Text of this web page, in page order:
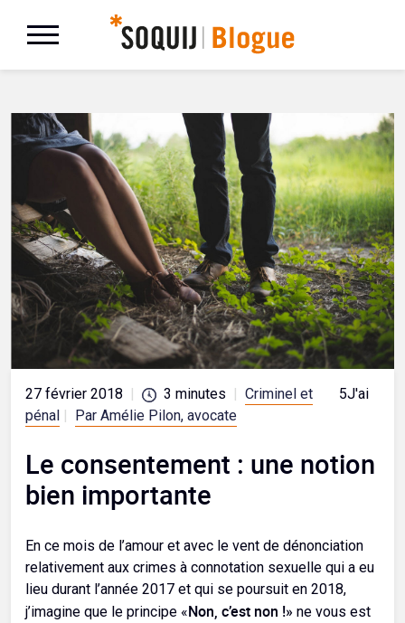
27 février 2018 | 3 minutes | Criminel et
pénal | Par Amélie Pilon, avocate
5J'aime
Le consentement : une notion
bien importante
En ce mois de l’amour et avec le vent de dénonciation
relativement aux crimes à connotation sexuelle qui a eu
lieu durant l’année 2017 et qui se poursuit en 2018,
j’imagine que le principe «Non, c’est non !» ne vous est